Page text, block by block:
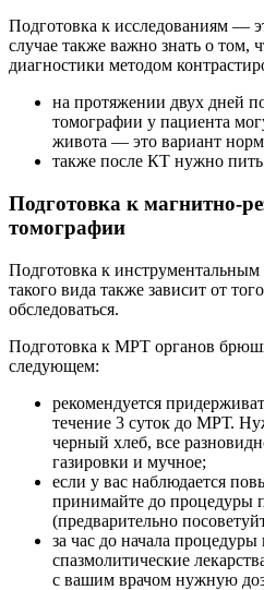
Подготовка к исследованиям —
случае также важно знать о том,
диагностики методом
на протяжении двух дней
томографии у пациента
живота — это вариант
также после КТ нужно
Подготовка к магнитно-
томографии
Подготовка к инструментальным
такого вида также зависит от
обследоваться.
Подготовка к МРТ органов
следующем:
рекомендуется
течение 3 суток до МРТ.
черный хлеб, все
газировки и мучное;
если у вас наблюдается
принимайте до процедуры
(предварительно
за час до начала
спазмолитические
с вашим врачом нужную